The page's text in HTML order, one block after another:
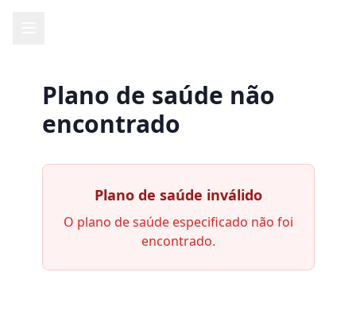
Plano de saúde não
encontrado
Plano de saúde inválido
O plano de saúde especificado não foi
encontrado.